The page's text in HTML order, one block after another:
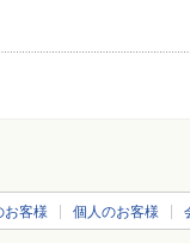
お客様 個人のお客様